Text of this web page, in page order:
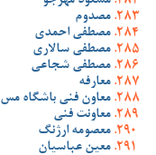
مصدوم
مصطفی احمدی
مصطفی سالاری
مصطفی شجاعی
معارفه
معاون فنی باشگاه مس
معاونت فنی
معصومه ارژنگ
معین عباسیان